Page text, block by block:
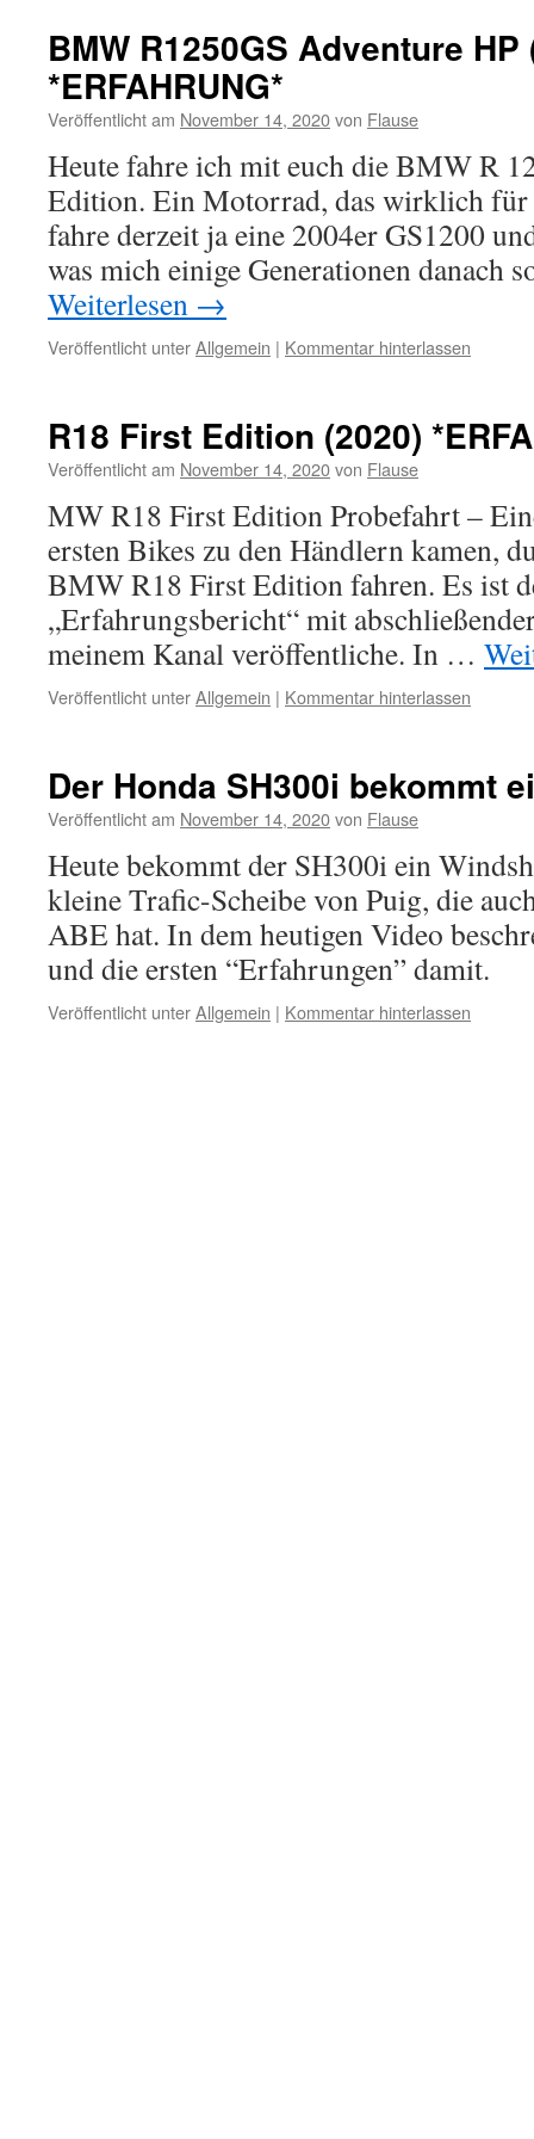
BMW R1250GS Adventure HP
*ERFAHRUNG*
Veröffentlicht am November 14, 2020von Flause
Heute fahre ich mit euch die BMW R
Edition. Ein Motorrad, das wirklich für
fahre derzeit ja eine 2004er GS1200
was mich einige Generationen danach
Weiterlesen →
Veröffentlicht unterAllgemein | Kommentar hinterlassen
R18 First Edition (2020)
Veröffentlicht am November 14, 2020von Flause
MW R18 First Edition Probefahrt –
ersten Bikes zu den Händlern kamen,
BMW R18 First Edition fahren. Es ist
„Erfahrungsbericht“ mit
meinem Kanal veröffentliche. In …
Veröffentlicht unterAllgemein | Kommentar hinterlassen
Der Honda SH300i bekommt
Veröffentlicht am November 14, 2020von Flause
Heute bekommt der SH300i ein
kleine Trafic-Scheibe von Puig, die
ABE hat. In dem heutigen Video
und die ersten “Erfahrungen” damit.
Veröffentlicht unterAllgemein | Kommentar hinterlassen